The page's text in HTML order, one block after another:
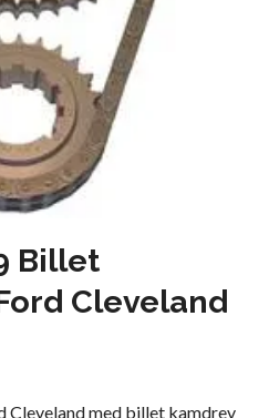
Billet
Cleveland
Cleveland med billet kamdrev